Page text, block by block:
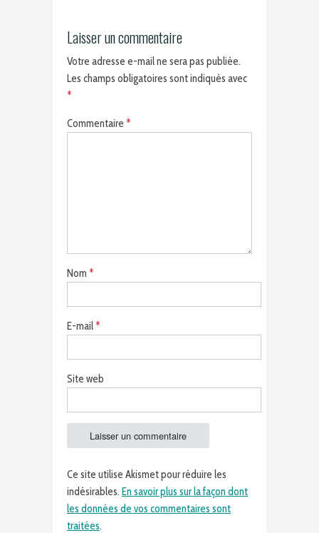
Laisser un commentaire
Votre adresse e-mail ne sera pas publiée.
Les champs obligatoires sont indiqués avec
*
Commentaire *
Nom *
E-mail*
Site web
Ce site utilise Akismet pour réduire les
indésirables. En savoir plus sur la façon dont
les données de vos commentaires sont
traitées.